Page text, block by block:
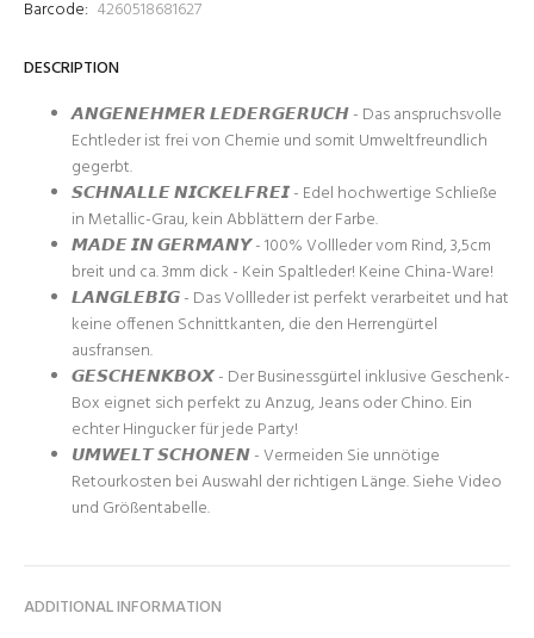
Barcode: 4260518681627
DESCRIPTION
𝘼𝙉𝙂𝙀𝙉𝙀𝙃𝙈𝙀𝙍 𝙇𝙀𝘿𝙀𝙍𝙂𝙀𝙍𝙐𝘾𝙃 - Das anspruchsvolle
Echtleder ist frei von Chemie und somit Umweltfreundlich
gegerbt.
𝙎𝘾𝙃𝙉𝘼𝙇𝙇𝙀 𝙉𝙄𝘾𝙆𝙀𝙇𝙁𝙍𝙀𝙄 - Edel hochwertige Schließe
in Metallic-Grau, kein Abblättern der Farbe.
𝙈𝘼𝘿𝙀 𝙄𝙉 𝙂𝙀𝙍𝙈𝘼𝙉𝙔 - 100% Vollleder vom Rind, 3,5cm
breit und ca. 3mm dick - Kein Spaltleder! Keine China-Ware!
𝙇𝘼𝙉𝙂𝙇𝙀𝘽𝙄𝙂 - Das Vollleder ist perfekt verarbeitet und hat
keine offenen Schnittkanten, die den Herrengürtel
ausfransen.
𝙂𝙀𝙎𝘾𝙃𝙀𝙉𝙆𝘽𝙊𝙓 - Der Businessgürtel inklusive Geschenk-
Box eignet sich perfekt zu Anzug, Jeans oder Chino. Ein
echter Hingucker für jede Party!
𝙐𝙈𝙒𝙀𝙇𝙏 𝙎𝘾𝙃𝙊𝙉𝙀𝙉 - Vermeiden Sie unnötige
Retourkosten bei Auswahl der richtigen Länge. Siehe Video
und Größentabelle.
ADDITIONAL INFORMATION